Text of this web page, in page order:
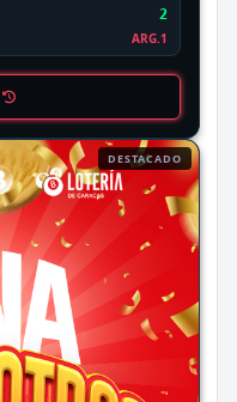
2
ARG.1
DESTACADO